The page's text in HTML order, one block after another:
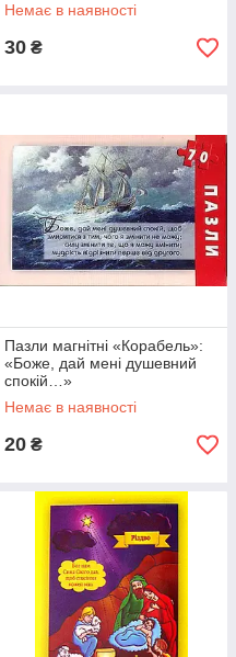
Немає в наявності
30 ₴
Пазли магнітні «Корабель»:
«Боже, дай мені душевний
спокій…»
Немає в наявності
20 ₴